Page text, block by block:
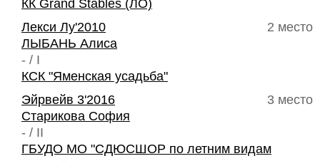
КК Grand Stables (ЛО)
2 место
Лекси Лу'2010
ЛЫБАНЬ Алиса
- / I
КСК "Яменская усадьба"
3 место
Эйрвейв 3'2016
Старикова София
- / II
ГБУДО МО "СДЮСШОР по летним видам